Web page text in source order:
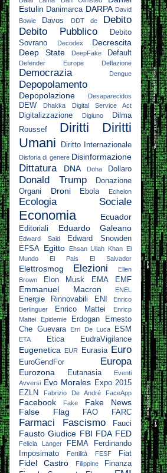
Estulin Danimarca DARPA David
Bowie
Davos DDT de
Debito
Debito Pubblico
Debito
Sovrano
Decodex
Decrescita
Deep State
DeepFake Default
Defender Europe Deflazione
Democrazia Dengue
Depopolamento
Depopolazione Desaparecidos
DEW Dhakka Digital Service Act
Digitalizzazione Digiuno
Dilma
Roussef
Diritti
Diritti
Umani
Diritto Internazionale
Disforia di genere Disinformazione
Dittatura DNA Doha Dollaro
Donald Trump
Donazione
Organi
Droni Ebola Echelon
Ecologia Sociale
Economia Ecuador
Editoriali Eduardo Galeano
Edward Said
Edward Snowden
EFSA Egitto Ehsan Ullah Khan El
Mundo
El Pais El Salvador
Elettrosmog Elezioni
Ellen
Brown
Elon Musk EMA EMF
Emmanuel Macron ENEL
Energie Rinnovabili ENI
Enrico
Berlinguer
Enrico Mattei
Enricp
Mattei
Epidemie Erdogan
Ernesto
Che Guevara
Erri De Luca ESM
ETA Etica EudraVigilance
Eugenetica EUR Eurasia Euro
EuroGendFor Europa
Eurozona Eutanasia
Eventi
Avversi Evo Morales Expo 2015
EZLN
Fabrizio De André FaceApp
Facebook Fake
Fake News
False Flag
FAO FARC
Farmaci Fascismo Fauci
Fausto Giudice FBI FDA FED
Felicia Langer FEMA
Ferdinando
Imposimato
Fertilità FESF Fiat
Fidel Castro Filippine
Finanza